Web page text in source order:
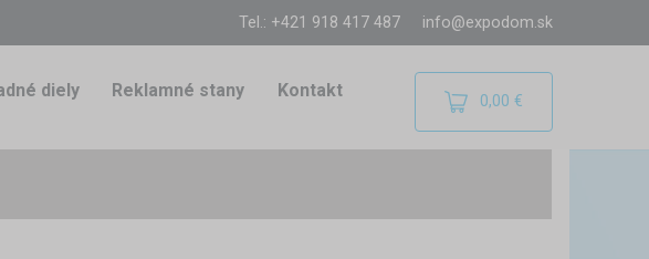
Tel.: +421 918 417 487 info@expodom.sk
diely Reklamné stany Kontakt 0,00 €